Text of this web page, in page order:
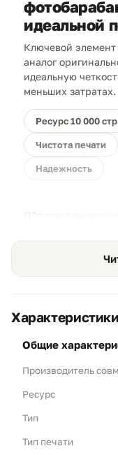
идеальной
Ключевой
аналог
идеальную
меньших затратах.
Ресурс 10 000
Чистота печати
Надежность
Данный товар
блок. Если ваш
01
Характеристики
общие
Производитель
Ресурс
Тип
Тип печати